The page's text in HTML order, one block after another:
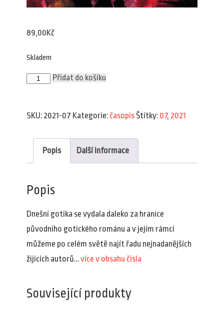
89,00Kč
Skladem
Plav
7/2021
Přidat do košíku
SKU: 2021-07 Kategorie: časopisŠtítky: 07, 2021
Popis Další informace
Popis
Dnešní gotika se vydala daleko za hranice
původního gotického románu a v jejím rámci
můžeme po celém světě najít řadu nejnadanějších
žijících autorů…více v obsahu čísla
Související produkty